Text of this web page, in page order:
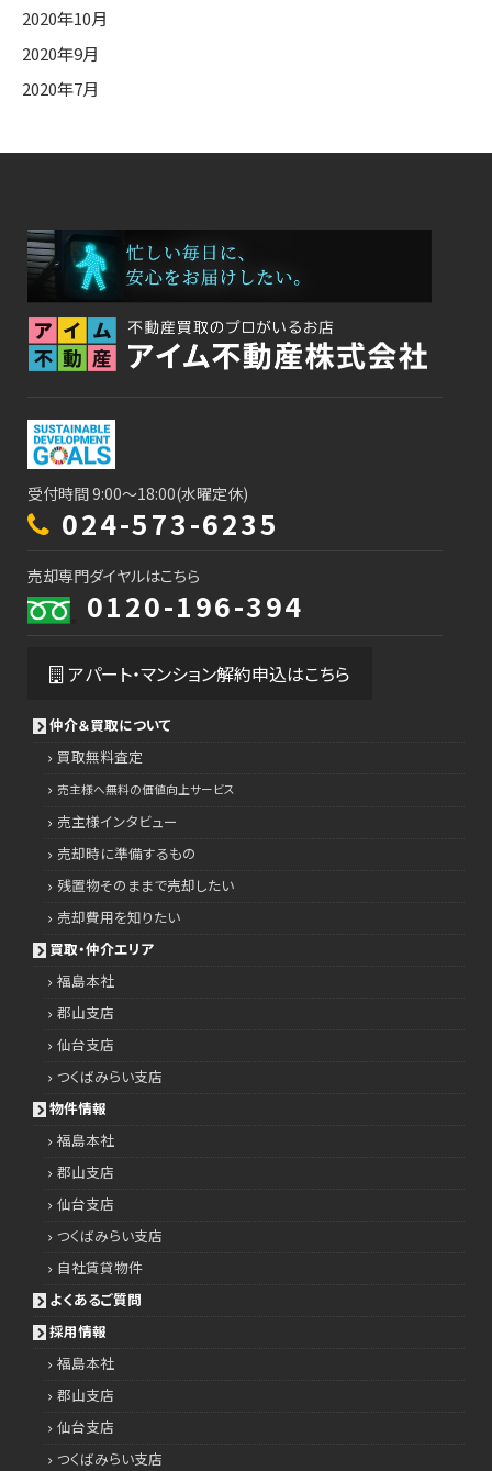
2020年10月
2020年9月
2020年7月
受付時間 9:00～18:00(水曜定休)
024-573-6235
売却専門ダイヤルはこちら
0120-196-394
アパート・マンション解約申込はこちら
仲介＆買取について
買取無料査定
売主様へ無料の価値向上サービス
売主様インタビュー
売却時に準備するもの
残置物そのままで売却したい
売却費用を知りたい
買取・仲介エリア
福島本社
郡山支店
仙台支店
つくばみらい支店
物件情報
福島本社
郡山支店
仙台支店
つくばみらい支店
自社賃貸物件
よくあるご質問
採用情報
福島本社
郡山支店
仙台支店
つくばみらい支店